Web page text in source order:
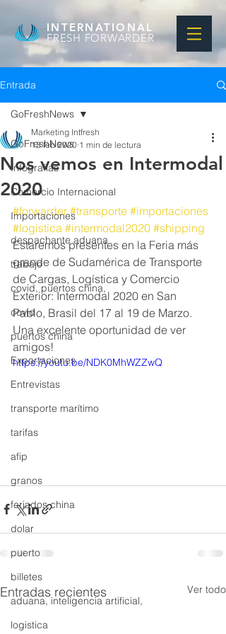
INTERNATIONAL
FRESH FORWARDER
Entrada
GoFreshNews
Infografias
Comercio Internacional
Importaciones
despachante aduana
trabajo
covid, puertos china,
covid
puertos china
Exportaciones
Entrevistas
transporte marítimo
tarifas
afip
granos
feriados china
dolar
puerto
billetes
aduana, inteligencia artificial,
logistica
GoFreshNews
Nos vemos en Intermodal
2020
Marketing Intfresh
13 feb 2020 1 min de lectura
#forwarder #transporte #importaciones
#logistica #intermodal2020 #shipping
Estaremos presentes en la Feria más
grande de Sudamérica de Transporte
de Cargas, Logística y Comercio
Exterior: Intermodal 2020 en San
Pablo, Brasil del 17 al 19 de Marzo.
Una excelente oportunidad de ver
amigos!
https://youtu.be/NDK0MhWZZwQ
Entradas recientes Ver todo